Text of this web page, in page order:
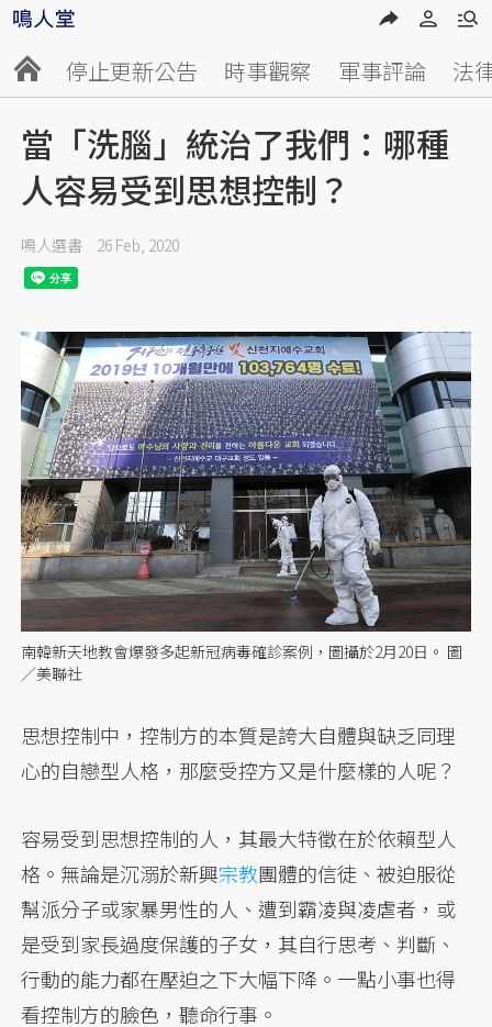
停止更新公告 時事觀察 軍事評論 法
當「洗腦」統治了我們：哪種
人容易受到思想控制？
鳴人選書 26 Feb, 2020
南韓新天地教會爆發多起新冠病毒確診案例，圖攝於2月20日。 圖
／美聯社
思想控制中，控制方的本質是誇大自體與缺乏同理
心的自戀型人格，那麼受控方又是什麼樣的人呢？
容易受到思想控制的人，其最大特徵在於依賴型人
格。無論是沉溺於新興宗教團體的信徒、被迫服從
幫派分子或家暴男性的人、遭到霸凌與凌虐者，或
是受到家長過度保護的子女，其自行思考、判斷、
行動的能力都在壓迫之下大幅下降。一點小事也得
看控制方的臉色，聽命行事。